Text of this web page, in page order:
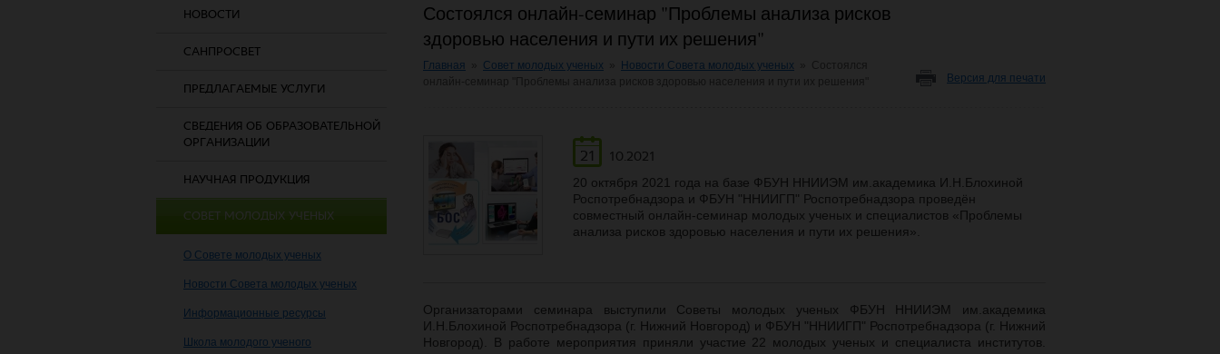
НОВОСТИ
САНПРОСВЕТ
ПРЕДЛАГАЕМЫЕ УСЛУГИ
СВЕДЕНИЯ ОБ ОБРАЗОВАТЕЛЬНОЙ
ОРГАНИЗАЦИИ
НАУЧНАЯ ПРОДУКЦИЯ
СОВЕТ МОЛОДЫХ УЧЕНЫХ
О Совете молодых ученых
Новости Совета молодых ученых
Информационные ресурсы
Школа молодого ученого
Состоялся онлайн-семинар "Проблемы анализа рисков
здоровью населения и пути их решения"
Главная Совет молодых ученых Новости Совета молодых ученых
Версия для печати
21
10.2021
20 октября 2021 года на базе ФБУН ННИИЭМ им.академика И.Н.Блохиной
Роспотребнадзора и ФБУН "ННИИГП" Роспотребнадзора проведён
совместный онлайн-семинар молодых ученых и специалистов «Проблемы
анализа рисков здоровью населения и пути их решения».
Организаторами семинара выступили Советы молодых ученых ФБУН ННИИЭМ им.академика
И.Н.Блохиной Роспотребнадзора (г. Нижний Новгород) и ФБУН "ННИИГП" Роспотребнадзора (г. Нижний
Новгород). В работе мероприятия приняли участие 22 молодых ученых и специалиста институтов.